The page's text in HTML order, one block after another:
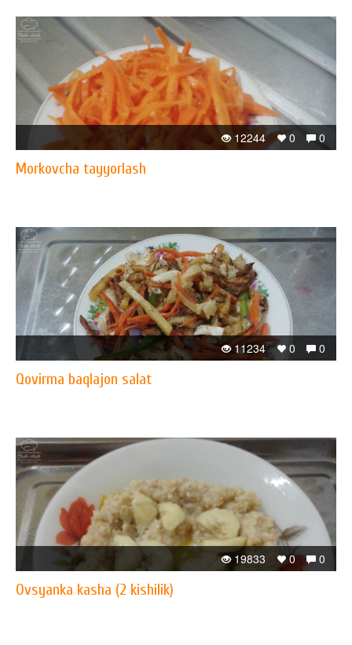
0
0
12244
Morkovcha tayyorlash
0
0
11234
Qovirma baqlajon salat
0
0
19833
Ovsyanka kasha (2 kishilik)